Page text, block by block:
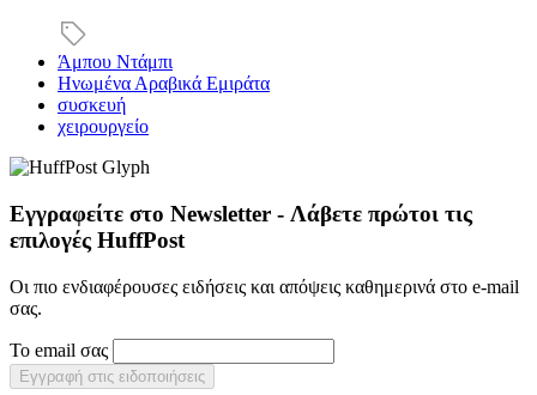
Άμπου Ντάμπι
Ηνωμένα Αραβικά Εμιράτα
συσκευή
χειρουργείο
Εγγραφείτε στο Newsletter - Λάβετε πρώτοι τις
επιλογές HuffPost
Οι πιο ενδιαφέρουσες ειδήσεις και απόψεις καθημερινά στο e-mail
σας.
Το email σας
Εγγραφή στις ειδοποιήσεις